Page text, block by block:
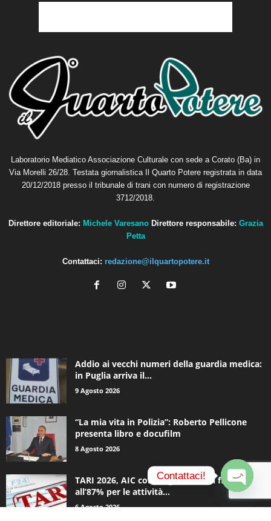
Laboratorio Mediatico Associazione Culturale con sede a Corato (Ba) in
Via Morelli 26/28. Testata giornalistica Il Quarto Potere registrata in data
20/12/2018 presso il tribunale di trani con numero di registrazione
3712/2018.
Direttore editoriale: Michele Varesano Direttore responsabile: Grazia
Petta
Contattaci: redazione@ilquartopotere.it
Addio ai vecchi numeri della guardia medica:
in Puglia arriva il...
9 Agosto 2026
“La mia vita in Polizia”: Roberto Pellicone
presenta libro e docufilm
8 Agosto 2026
TARI 2026, AIC contro gli aumenti fino
all’87% per le attività...
6 Agosto 2026
Contattaci!
O